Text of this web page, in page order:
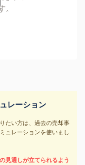
。
レーション
たい方は、過去の売却事
ュレーションを使いまし
見通しが立てられるよう